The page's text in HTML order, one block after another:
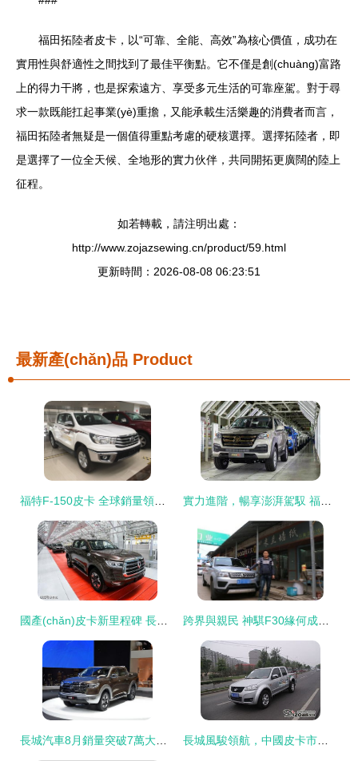
福田拓陸者皮卡，以“可靠、全能、高效”為核心價值，成功在
實用性與舒適性之間找到了最佳平衡點。它不僅是創(chuàng)富路
上的得力干將，也是探索遠方、享受多元生活的可靠座駕。對于尋
求一款既能扛起事業(yè)重擔，又能承載生活樂趣的消費者而言，
福田拓陸者無疑是一個值得重點考慮的硬核選擇。選擇拓陸者，即
是選擇了一位全天候、全地形的實力伙伴，共同開拓更廣闊的陸上
征程。
如若轉載，請注明出處：
http://www.zojazsewing.cn/product/59.html
更新時間：2026-08-08 06:23:51
最新產(chǎn)品 Product